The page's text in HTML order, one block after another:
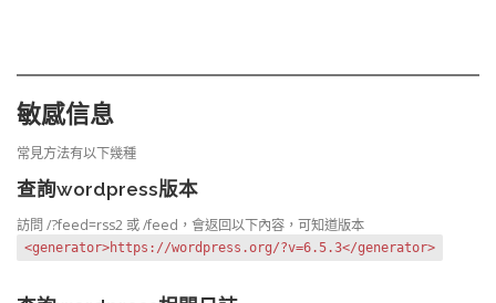
敏感信息
常見方法有以下幾種
查詢wordpress版本
訪問 /?feed=rss2 或 /feed，會返回以下內容，可知道版本
<generator>https://wordpress.org/?v=6.5.3</generator>